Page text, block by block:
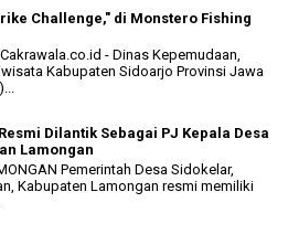
Challenge," di Monstero Fishing
- Dinas Kepemudaan,
Kabupaten Sidoarjo Provinsi Jawa
Dilantik Sebagai PJ Kepala Desa
Lamongan
Pemerintah Desa Sidokelar,
Kabupaten Lamongan resmi memiliki